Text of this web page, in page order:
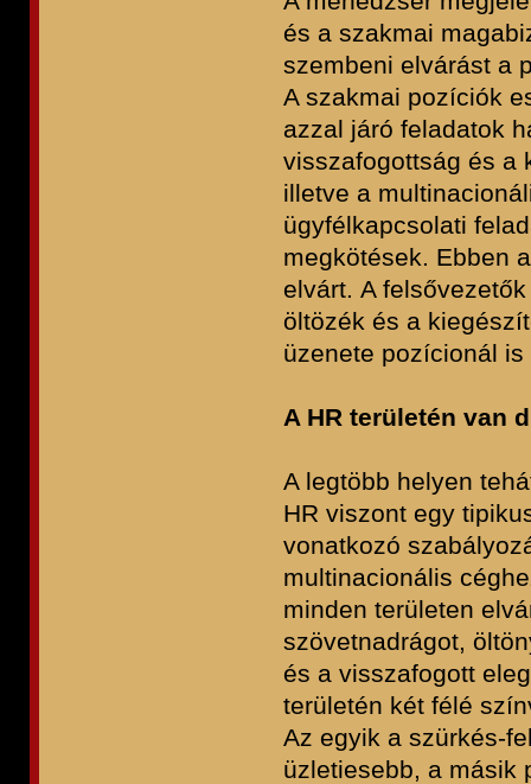
és a szakmai
szembeni elvárást a
A szakmai pozíciók
azzal járó feladatok
visszafogottság és a
illetve a
ügyfélkapcsolati
megkötések. Ebben
elvárt. A
öltözék és a
üzenete pozícionál
A HR területén van
A legtöbb helyen
HR viszont egy
vonatkozó
multinacionális
minden területen
szövetnadrágot,
és a visszafogott
területén két félé
Az egyik a szürkés-
üzletiesebb, a másik